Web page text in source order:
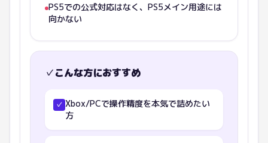
PS5での公式対応はなく、PS5メイン用途には
向かない
✓こんな方におすすめ
✓ Xbox/PCで操作精度を本気で詰めたい
方